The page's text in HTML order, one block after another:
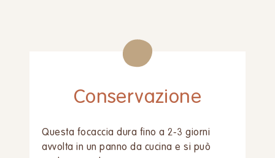
Conservazione
Questa focaccia dura fino a 2-3 giorni
avvolta in un panno da cucina e si può